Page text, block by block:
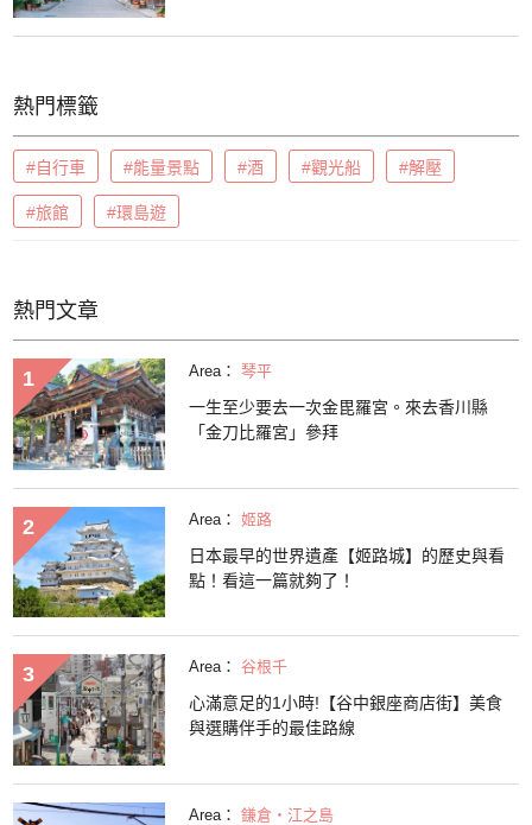
熱門標籤
#自行車 #能量景點 #酒 #觀光船 #解壓
#旅館 #環島遊
熱門文章
Area： 琴平
一生至少要去一次金毘羅宮。來去香川縣
「金刀比羅宮」參拜
Area： 姬路
日本最早的世界遺產【姬路城】的歷史與看
點！看這一篇就夠了！
Area： 谷根千
心滿意足的1小時!【谷中銀座商店街】美食
與選購伴手的最佳路線
Area： 鎌倉・江之島